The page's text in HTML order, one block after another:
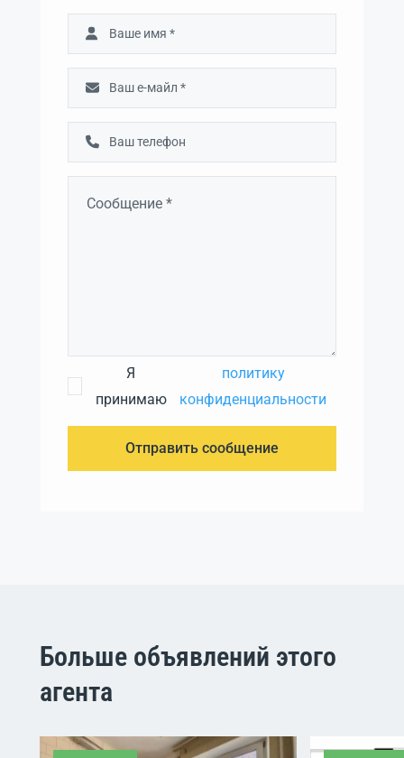
Я
принимаю
политику
конфиденциальности
Отправить сообщение
Больше объявлений этого
агента